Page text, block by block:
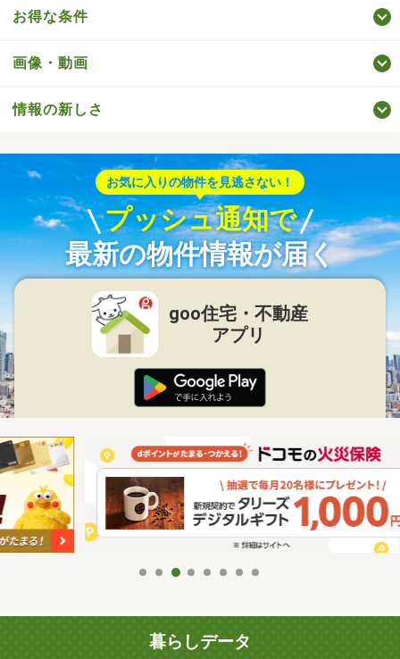
お得な条件
画像・動画
情報の新しさ
お気に入りの物件を見逃さない！
プッシュ通知で
最新の物件情報が届く
goo住宅・不動産
アプリ
暮らしデータ